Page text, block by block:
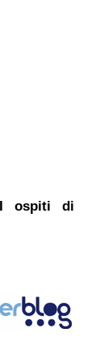
ospiti di